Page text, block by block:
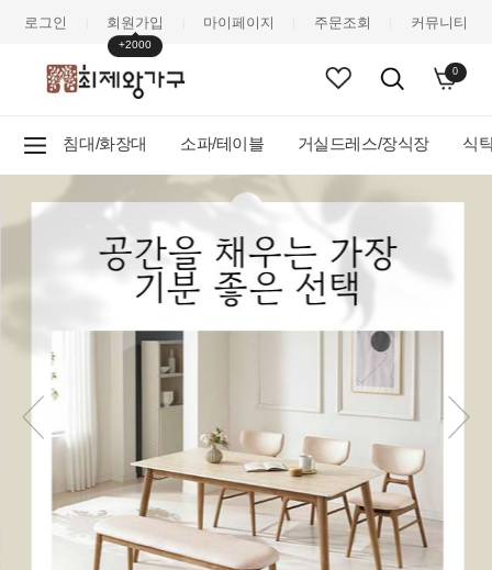
로그인 회원가입
+2000
마이페이지 주문조회 커뮤니티
0
침대/화장대 소파/테이블 거실드레스/장식장 식